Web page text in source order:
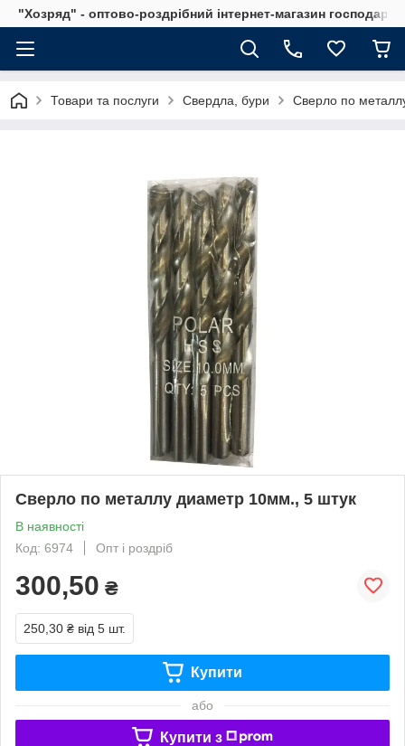
"Хозряд" - оптово-роздрібний інтернет-магазин
Товари та послуги Свердла, бури Сверло по
Сверло по металлу диаметр 10мм., 5 штук
В наявності
Код: 6974
Опт і роздріб
300,50 ₴
250,30 ₴ від 5 шт.
Купити
або
Купити з